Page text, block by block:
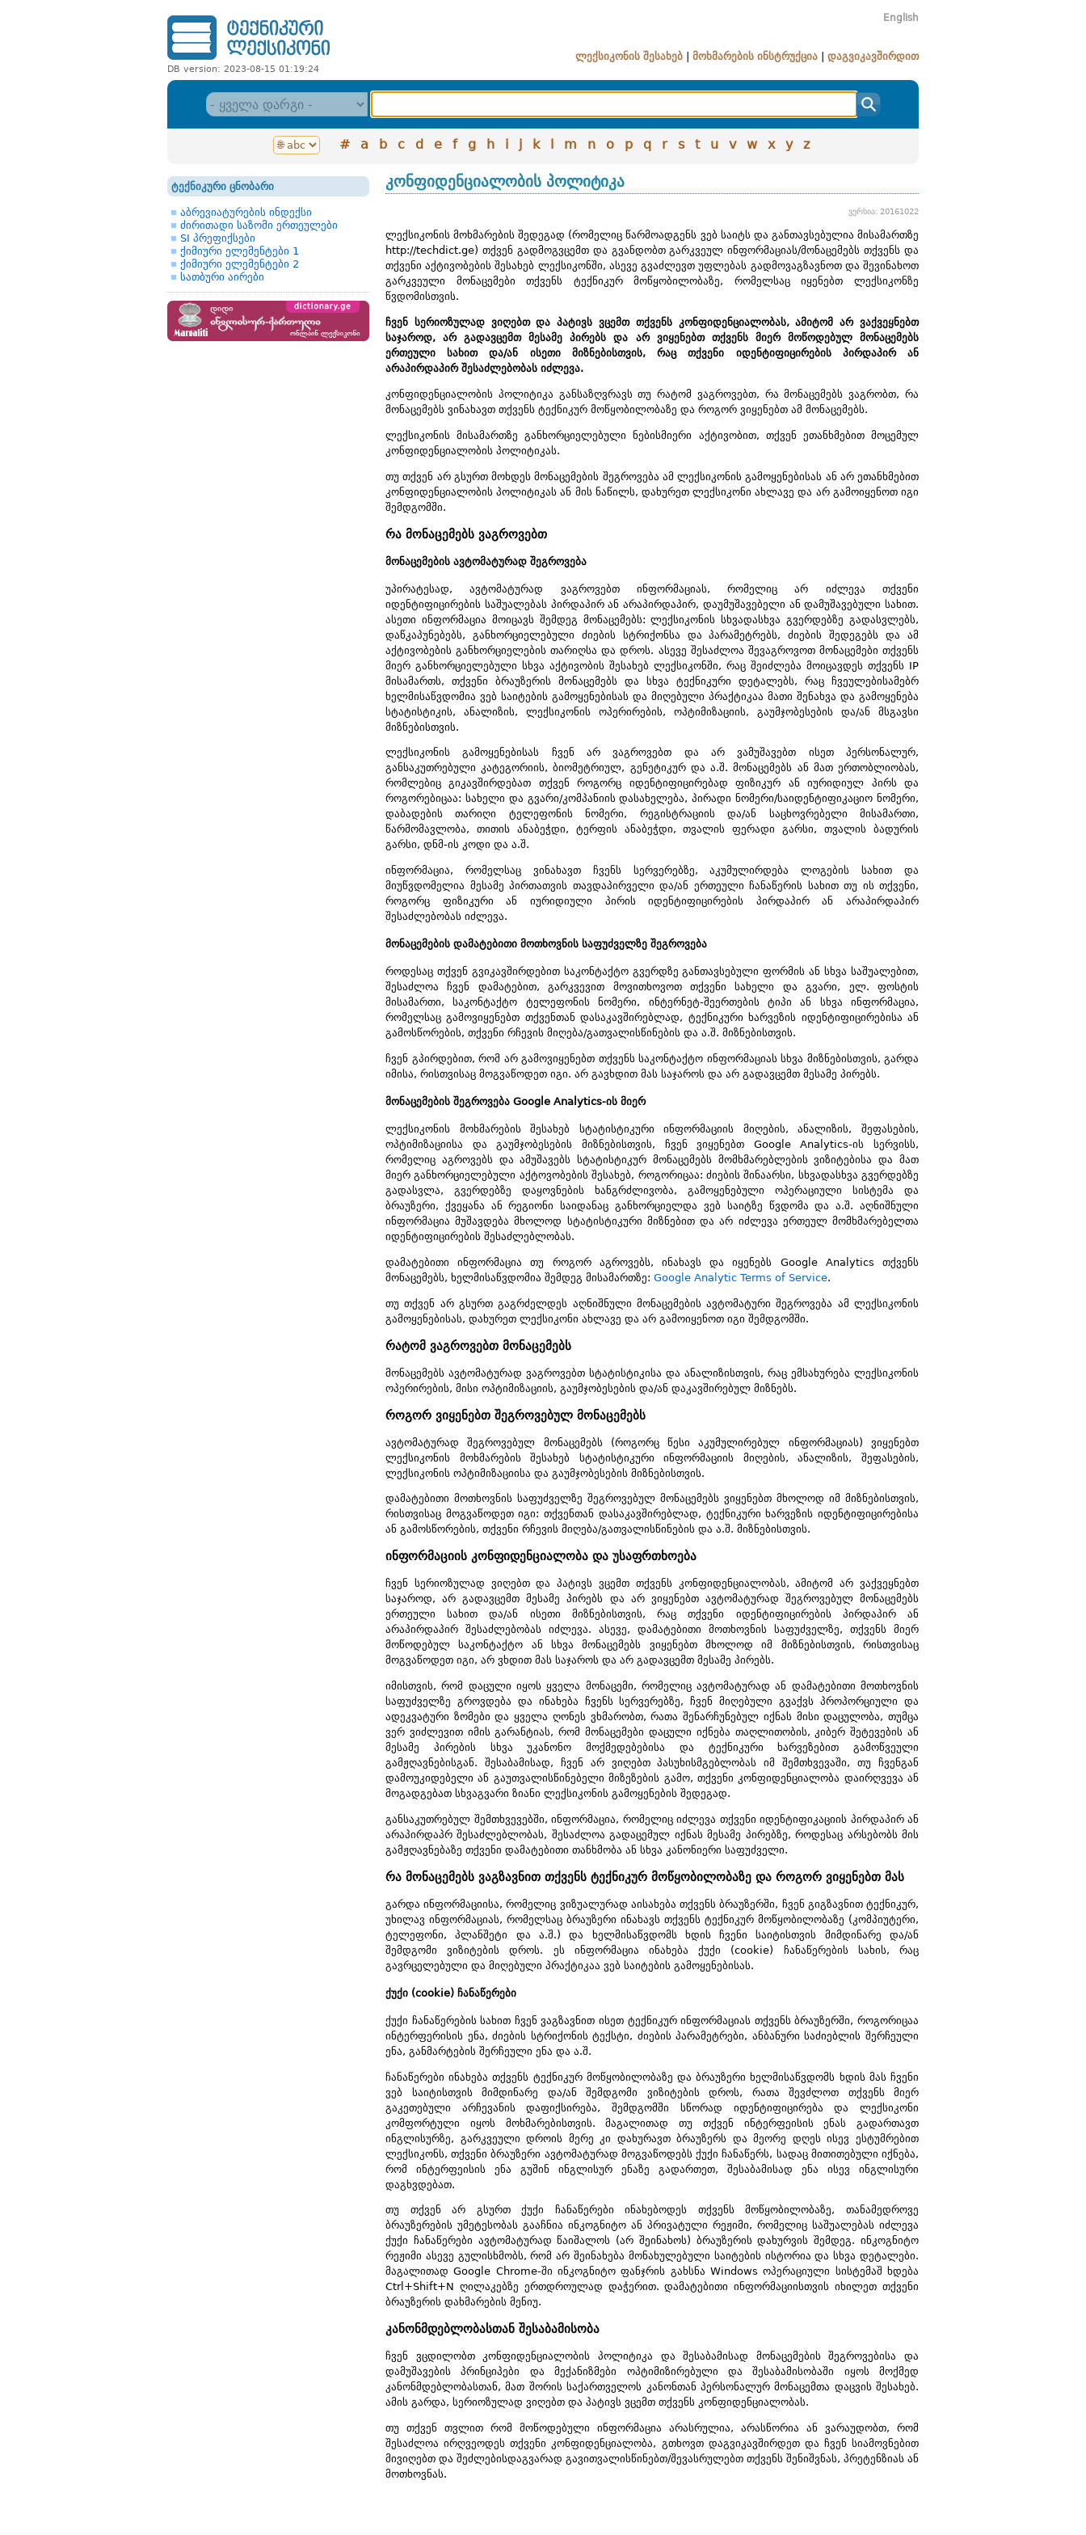
DB version: 2023-08-15 01:19:24
English
ლექსიკონის შესახებ მოხმარების ინსტრუქცია დაგვიკავშირდით
# a b c d e f g h i j k l m n o p q r s t u v w x y z
ტექნიკური ცნობარი
აბრევიატურების ინდექსი
ძირითადი საზომი ერთეულები
SI პრეფიქსები
ქიმიური ელემენტები 1
ქიმიური ელემენტები 2
სათბური აირები
კონფიდენციალობის პოლიტიკა
ვერსია: 20161022
ლექსიკონის მოხმარების შედეგად (რომელიც წარმოადგენს ვებ საიტს და განთავსებულია მისამართზე
http://techdict.ge) თქვენ გადმოგვცემთ და გვანდობთ გარკვეულ ინფორმაციას/მონაცემებს თქვენს და
თქვენი აქტივობების შესახებ ლექსიკონში, ასევე გვაძლევთ უფლებას გადმოვაგზავნოთ და შევინახოთ
გარკვეული მონაცემები თქვენს ტექნიკურ მოწყობილობაზე, რომელსაც იყენებთ ლექსიკონზე
წვდომისთვის.
ჩვენ სერიოზულად ვიღებთ და პატივს ვცემთ თქვენს კონფიდენციალობას, ამიტომ არ ვაქვეყნებთ
საჯაროდ, არ გადავცემთ მესამე პირებს და არ ვიყენებთ თქვენს მიერ მოწოდებულ მონაცემებს
ერთეული სახით და/ან ისეთი მიზნებისთვის, რაც თქვენი იდენტიფიცირების პირდაპირ ან
არაპირდაპირ შესაძლებობას იძლევა.
კონფიდენციალობის პოლიტიკა განსაზღვრავს თუ რატომ ვაგროვებთ, რა მონაცემებს ვაგრობთ, რა
მონაცემებს ვინახავთ თქვენს ტექნიკურ მოწყობილობაზე და როგორ ვიყენებთ ამ მონაცემებს.
ლექსიკონის მისამართზე განხორციელებული ნებისმიერი აქტივობით, თქვენ ეთანხმებით მოცემულ
კონფიდენციალობის პოლიტიკას.
თუ თქვენ არ გსურთ მოხდეს მონაცემების შეგროვება ამ ლექსიკონის გამოყენებისას ან არ ეთანხმებით
კონფიდენციალობის პოლიტიკას ან მის ნაწილს, დახურეთ ლექსიკონი ახლავე და არ გამოიყენოთ იგი
შემდგომში.
რა მონაცემებს ვაგროვებთ
მონაცემების ავტომატურად შეგროვება
უპირატესად, ავტომატურად ვაგროვებთ ინფორმაციას, რომელიც არ იძლევა თქვენი
იდენტიფიცირების საშუალებას პირდაპირ ან არაპირდაპირ, დაუმუშავებელი ან დამუშავებული სახით.
ასეთი ინფორმაცია მოიცავს შემდეგ მონაცემებს: ლექსიკონის სხვადასხვა გვერდებზე გადასვლებს,
დაწკაპუნებებს, განხორციელებული ძიების სტრიქონსა და პარამეტრებს, ძიების შედეგებს და ამ
აქტივობების განხორციელების თარიღსა და დროს. ასევე შესაძლოა შევაგროვოთ მონაცემები თქვენს
მიერ განხორციელებული სხვა აქტივობის შესახებ ლექსიკონში, რაც შეიძლება მოიცავდეს თქვენს IP
მისამართს, თქვენი ბრაუზერის მონაცემებს და სხვა ტექნიკური დეტალებს, რაც ჩვეულებისამებრ
ხელმისაწვდომია ვებ საიტების გამოყენებისას და მიღებული პრაქტიკაა მათი შენახვა და გამოყენება
სტატისტიკის, ანალიზის, ლექსიკონის ოპერირების, ოპტიმიზაციის, გაუმჯობესების და/ან მსგავსი
მიზნებისთვის.
ლექსიკონის გამოყენებისას ჩვენ არ ვაგროვებთ და არ ვამუშავებთ ისეთ პერსონალურ,
განსაკუთრებული კატეგორიის, ბიომეტრიულ, გენეტიკურ და ა.შ. მონაცემებს ან მათ ერთობლიობას,
რომლებიც გიკავშირდებათ თქვენ როგორც იდენტიფიცირებად ფიზიკურ ან იურიდიულ პირს და
როგორებიცაა: სახელი და გვარი/კომპანიის დასახელება, პირადი ნომერი/საიდენტიფიკაციო ნომერი,
დაბადების თარიღი ტელეფონის ნომერი, რეგისტრაციის და/ან საცხოვრებელი მისამართი,
წარმომავლობა, თითის ანაბეჭდი, ტერფის ანაბეჭდი, თვალის ფერადი გარსი, თვალის ბადურის
გარსი, დნმ-ის კოდი და ა.შ.
ინფორმაცია, რომელსაც ვინახავთ ჩვენს სერვერებზე, აკუმულირდება ლოგების სახით და
მიუწვდომელია მესამე პირთათვის თავდაპირველი და/ან ერთეული ჩანაწერის სახით თუ ის თქვენი,
როგორც ფიზიკური ან იურიდიული პირის იდენტიფიცირების პირდაპირ ან არაპირდაპირ
შესაძლებობას იძლევა.
მონაცემების დამატებითი მოთხოვნის საფუძველზე შეგროვება
როდესაც თქვენ გვიკავშირდებით საკონტაქტო გვერდზე განთავსებული ფორმის ან სხვა საშუალებით,
შესაძლოა ჩვენ დამატებით, გარკვევით მოვითხოვოთ თქვენი სახელი და გვარი, ელ. ფოსტის
მისამართი, საკონტაქტო ტელეფონის ნომერი, ინტერნეტ-შეერთების ტიპი ან სხვა ინფორმაცია,
რომელსაც გამოვიყენებთ თქვენთან დასაკავშირებლად, ტექნიკური ხარვეზის იდენტიფიცირებისა ან
გამოსწორების, თქვენი რჩევის მიღება/გათვალისწინების და ა.შ. მიზნებისთვის.
ჩვენ გპირდებით, რომ არ გამოვიყენებთ თქვენს საკონტაქტო ინფორმაციას სხვა მიზნებისთვის, გარდა
იმისა, რისთვისაც მოგვაწოდეთ იგი. არ გავხდით მას საჯაროს და არ გადავცემთ მესამე პირებს.
მონაცემების შეგროვება Google Analytics-ის მიერ
ლექსიკონის მოხმარების შესახებ სტატისტიკური ინფორმაციის მიღების, ანალიზის, შეფასების,
ოპტიმიზაციისა და გაუმჯობესების მიზნებისთვის, ჩვენ ვიყენებთ Google Analytics-ის სერვისს,
რომელიც აგროვებს და ამუშავებს სტატისტიკურ მონაცემებს მომხმარებლების ვიზიტებისა და მათ
მიერ განხორციელებული აქტოვობების შესახებ, როგორიცაა: ძიების შინაარსი, სხვადასხვა გვერდებზე
გადასვლა, გვერდებზე დაყოვნების ხანგრძლივობა, გამოყენებული ოპერაციული სისტემა და
ბრაუზერი, ქვეყანა ან რეგიონი საიდანაც განხორციელდა ვებ საიტზე წვდომა და ა.შ. აღნიშნული
ინფორმაცია მუშავდება მხოლოდ სტატისტიკური მიზნებით და არ იძლევა ერთეულ მომხმარებელთა
იდენტიფიცირების შესაძლებლობას.
დამატებითი ინფორმაცია თუ როგორ აგროვებს, ინახავს და იყენებს Google Analytics თქვენს
მონაცემებს, ხელმისაწვდომია შემდეგ მისამართზე: Google Analytic Terms of Service.
თუ თქვენ არ გსურთ გაგრძელდეს აღნიშნული მონაცემების ავტომატური შეგროვება ამ ლექსიკონის
გამოყენებისას, დახურეთ ლექსიკონი ახლავე და არ გამოიყენოთ იგი შემდგომში.
რატომ ვაგროვებთ მონაცემებს
მონაცემებს ავტომატურად ვაგროვებთ სტატისტიკისა და ანალიზისთვის, რაც ემსახურება ლექსიკონის
ოპერირების, მისი ოპტიმიზაციის, გაუმჯობესების და/ან დაკავშირებულ მიზნებს.
როგორ ვიყენებთ შეგროვებულ მონაცემებს
ავტომატურად შეგროვებულ მონაცემებს (როგორც წესი აკუმულირებულ ინფორმაციას) ვიყენებთ
ლექსიკონის მოხმარების შესახებ სტატისტიკური ინფორმაციის მიღების, ანალიზის, შეფასების,
ლექსიკონის ოპტიმიზაციისა და გაუმჯობესების მიზნებისთვის.
დამატებითი მოთხოვნის საფუძველზე შეგროვებულ მონაცემებს ვიყენებთ მხოლოდ იმ მიზნებისთვის,
რისთვისაც მოგვაწოდეთ იგი: თქვენთან დასაკავშირებლად, ტექნიკური ხარვეზის იდენტიფიცირებისა
ან გამოსწორების, თქვენი რჩევის მიღება/გათვალისწინების და ა.შ. მიზნებისთვის.
ინფორმაციის კონფიდენციალობა და უსაფრთხოება
ჩვენ სერიოზულად ვიღებთ და პატივს ვცემთ თქვენს კონფიდენციალობას, ამიტომ არ ვაქვეყნებთ
საჯაროდ, არ გადავცემთ მესამე პირებს და არ ვიყენებთ ავტომატურად შეგროვებულ მონაცემებს
ერთეული სახით და/ან ისეთი მიზნებისთვის, რაც თქვენი იდენტიფიცირების პირდაპირ ან
არაპირდაპირ შესაძლებობას იძლევა. ასევე, დამატებითი მოთხოვნის საფუძველზე, თქვენს მიერ
მოწოდებულ საკონტაქტო ან სხვა მონაცემებს ვიყენებთ მხოლოდ იმ მიზნებისთვის, რისთვისაც
მოგვაწოდეთ იგი, არ ვხდით მას საჯაროს და არ გადავცემთ მესამე პირებს.
იმისთვის, რომ დაცული იყოს ყველა მონაცემი, რომელიც ავტომატურად ან დამატებითი მოთხოვნის
საფუძველზე გროვდება და ინახება ჩვენს სერვერებზე, ჩვენ მიღებული გვაქვს პროპორციული და
ადეკვატური ზომები და ყველა ღონეს ვხმარობთ, რათა შენარჩუნებულ იქნას მისი დაცულობა, თუმცა
ვერ ვიძლევით იმის გარანტიას, რომ მონაცემები დაცული იქნება თაღლითობის, კიბერ შეტევების ან
მესამე პირების სხვა უკანონო მოქმედებებისა და ტექნიკური ხარვეზებით გამოწვეული
გამჟღავნებისგან. შესაბამისად, ჩვენ არ ვიღებთ პასუხისმგებლობას იმ შემთხვევაში, თუ ჩვენგან
დამოუკიდებელი ან გაუთვალისწინებელი მიზეზების გამო, თქვენი კონფიდენციალობა დაირღვევა ან
მოგადგებათ სხვაგვარი ზიანი ლექსიკონის გამოყენების შედეგად.
განსაკუთრებულ შემთხვევებში, ინფორმაცია, რომელიც იძლევა თქვენი იდენტიფიკაციის პირდაპირ ან
არაპირდაპრ შესაძლებლობას, შესაძლოა გადაცემულ იქნას მესამე პირებზე, როდესაც არსებობს მის
გამჟღავნებაზე თქვენი დამატებითი თანხმობა ან სხვა კანონიერი საფუძველი.
რა მონაცემებს ვაგზავნით თქვენს ტექნიკურ მოწყობილობაზე და როგორ ვიყენებთ მას
გარდა ინფორმაციისა, რომელიც ვიზუალურად აისახება თქვენს ბრაუზერში, ჩვენ გიგზავნით ტექნიკურ,
უხილავ ინფორმაციას, რომელსაც ბრაუზერი ინახავს თქვენს ტექნიკურ მოწყობილობაზე (კომპიუტერი,
ტელეფონი, პლანშეტი და ა.შ.) და ხელმისაწვდომს ხდის ჩვენი საიტისთვის მიმდინარე და/ან
შემდგომი ვიზიტების დროს. ეს ინფორმაცია ინახება ქუქი (cookie) ჩანაწერების სახის, რაც
გავრცელებული და მიღებული პრაქტიკაა ვებ საიტების გამოყენებისას.
ქუქი (cookie) ჩანაწერები
ქუქი ჩანაწერების სახით ჩვენ ვაგზავნით ისეთ ტექნიკურ ინფორმაციას თქვენს ბრაუზერში, როგორიცაა
ინტერფერისის ენა, ძიების სტრიქონის ტექსტი, ძიების პარამეტრები, ანბანური საძიებლის შერჩეული
ენა, განმარტების შერჩეული ენა და ა.შ.
ჩანაწერები ინახება თქვენს ტექნიკურ მოწყობილობაზე და ბრაუზერი ხელმისაწვდომს ხდის მას ჩვენი
ვებ საიტისთვის მიმდინარე და/ან შემდგომი ვიზიტების დროს, რათა შევძლოთ თქვენს მიერ
გაკეთებული არჩევანის დაფიქსირება, შემდგომში სწორად იდენტიფიცირება და ლექსიკონი
კომფორტული იყოს მოხმარებისთვის. მაგალითად თუ თქვენ ინტერფეისის ენას გადართავთ
ინგლისურზე, გარკვეული დროის მერე კი დახურავთ ბრაუზერს და მეორე დღეს ისევ ესტუმრებით
ლექსიკონს, თქვენი ბრაუზერი ავტომატურად მოგვაწოდებს ქუქი ჩანაწერს, სადაც მითითებული იქნება,
რომ ინტერფეისის ენა გუშინ ინგლისურ ენაზე გადართეთ, შესაბამისად ენა ისევ ინგლისური
დაგხვდებათ.
თუ თქვენ არ გსურთ ქუქი ჩანაწერები ინახებოდეს თქვენს მოწყობილობაზე, თანამედროვე
ბრაუზერების უმეტესობას გააჩნია ინკოგნიტო ან პრივატული რეჟიმი, რომელიც საშუალებას იძლევა
ქუქი ჩანაწერები ავტომატურად წაიშალოს (არ შეინახოს) ბრაუზერის დახურვის შემდეგ. ინკოგნიტო
რეჟიმი ასევე გულისხმობს, რომ არ შეინახება მონახულებული საიტების ისტორია და სხვა დეტალები.
მაგალითად Google Chrome-ში ინკოგნიტო ფანჯრის გახსნა Windows ოპერაციული სისტემაშ ხდება
Ctrl+Shift+N ღილაკებზე ერთდროულად დაჭერით. დამატებითი ინფორმაციისთვის იხილეთ თქვენი
ბრაუზერის დახმარების მენიუ.
კანონმდებლობასთან შესაბამისობა
ჩვენ ვცდილობთ კონფიდენციალობის პოლიტიკა და შესაბამისად მონაცემების შეგროვებისა და
დამუშავების პრინციპები და მექანიზმები ოპტიმიზირებული და შესაბამისობაში იყოს მოქმედ
კანონმდებლობასთან, მათ შორის საქართველოს კანონთან პერსონალურ მონაცემთა დაცვის შესახებ.
ამის გარდა, სერიოზულად ვიღებთ და პატივს ვცემთ თქვენს კონფიდენციალობას.
თუ თქვენ თვლით რომ მოწოდებული ინფორმაცია არასრულია, არასწორია ან ვარაუდობთ, რომ
შესაძლოა ირღვეოდეს თქვენი კონფიდენციალობა, გთხოვთ დაგვიკავშირდეთ და ჩვენ სიამოვნებით
მივიღებთ და შეძლებისდაგვარად გავითვალისწინებთ/შევასრულებთ თქვენს შენიშვნას, პრეტენზიას ან
მოთხოვნას.